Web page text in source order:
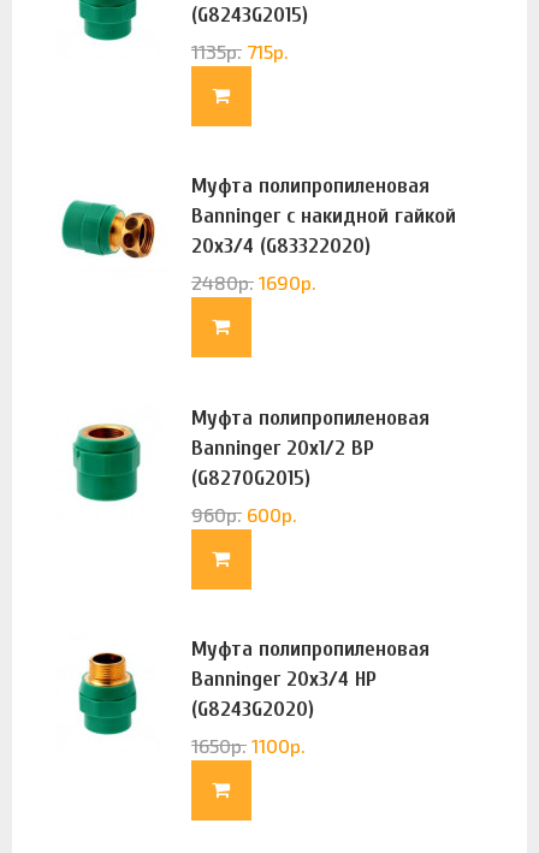
(G8243G2015)
1135р. 715р.
Муфта полипропиленовая
Banninger с накидной гайкой
20х3/4 (G83322020)
2480р. 1690р.
Муфта полипропиленовая
Banninger 20х1/2 ВР
(G8270G2015)
960р. 600р.
Муфта полипропиленовая
Banninger 20х3/4 НР
(G8243G2020)
1650р. 1100р.